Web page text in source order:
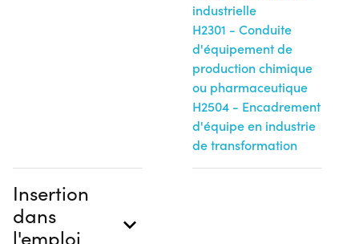
industrielle
H2301 - Conduite
d'équipement de
production chimique
ou pharmaceutique
H2504 - Encadrement
d'équipe en industrie
de transformation
Insertion
dans
l'emploi